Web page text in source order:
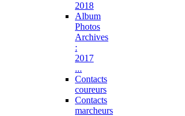
2018
Album
Photos
Archives
:
2017
...
Contacts
coureurs
Contacts
marcheurs